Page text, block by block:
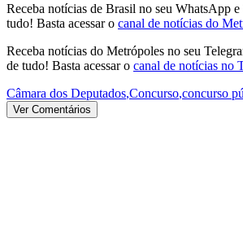
Receba notícias de Brasil no seu WhatsApp
tudo! Basta acessar o canal de notícias do
Receba notícias do Metrópoles no seu
de tudo! Basta acessar o canal de notícias no
Câmara dos Deputados,Concurso,concurso
Ver Comentários